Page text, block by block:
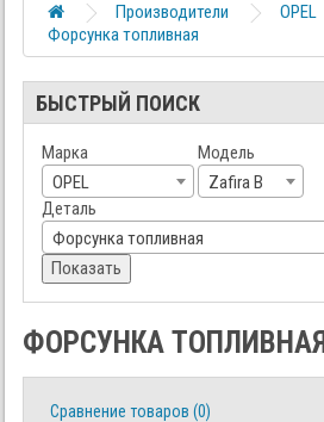
Производители OPEL
Форсунка топливная
БЫСТРЫЙ ПОИСК
Марка
OPEL
Модель
Zafira B
Деталь
Форсунка топливная
Показать
ФОРСУНКА ТОПЛИВНАЯ
Сравнение товаров (0)